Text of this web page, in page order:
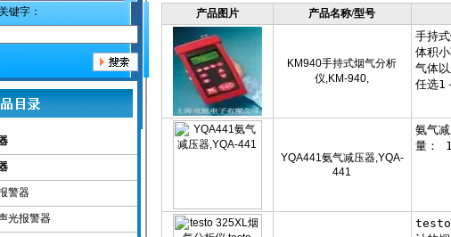
键字：
警器
光报警器
产品图片 产品名称/型号
KM940手持式烟气分析
仪,KM-940,
YQA441氨气减压器,YQA-
441